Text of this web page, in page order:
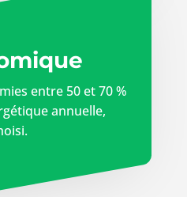
entre 50 et 70 %
annuelle,